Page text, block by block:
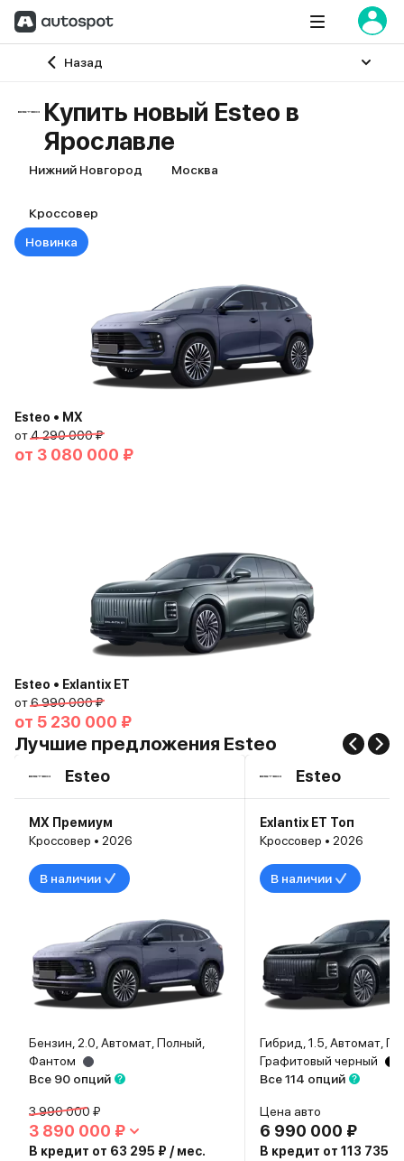
Назад
Главная
Купить новый Esteo в
Ярославле
Нижний Новгород Москва
Кроссовер
Новинка
Esteo • MX
от4 290 000 ₽
от 3 080 000 ₽
Esteo • Exlantix ET
от6 990 000 ₽
от 5 230 000 ₽
Лучшие предложения Esteo
Esteo
MX Премиум
Кроссовер • 2026
В наличии
Бензин, 2.0, Автомат, Полный,
Фантом
Все 90 опций
3 990 000 ₽
3 890 000 ₽
В кредит от 63 295 ₽ / мес.
Esteo
Exlantix ET Топ
Кроссовер • 2026
В наличии
Гибрид, 1.5, Автомат,
Графитовый черный
Все 114 опций
Цена авто
6 990 000 ₽
В кредит от 113 735